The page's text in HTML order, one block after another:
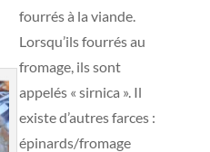
fourrés à la viande.
Lorsqu’ils fourrés au
fromage, ils sont
appelés « sirnica ». Il
existe d’autres farces :
épinards/fromage